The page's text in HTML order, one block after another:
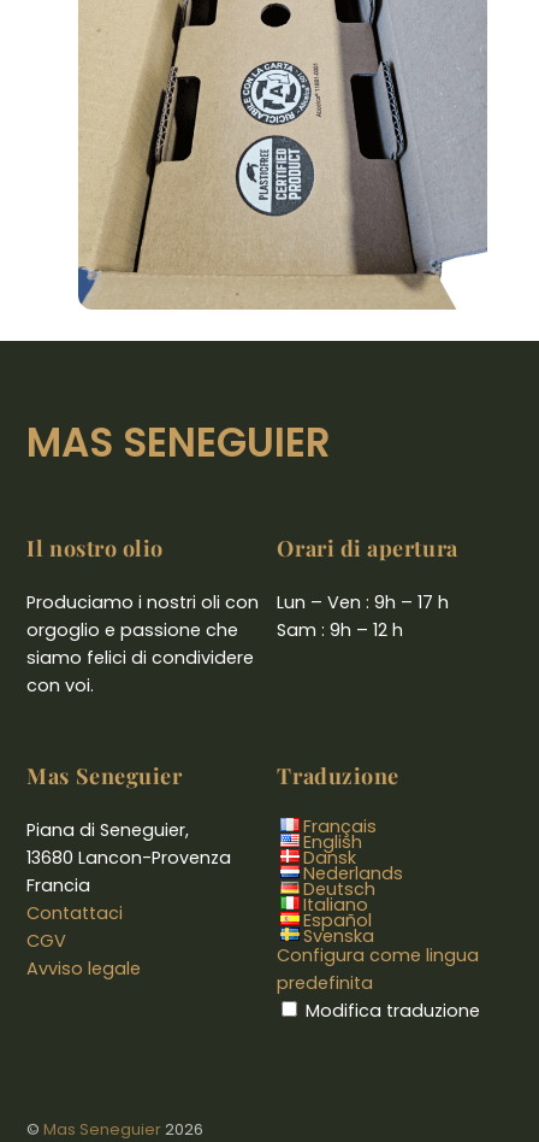
MAS SENEGUIER
Il nostro olio
Produciamo i nostri oli con
orgoglio e passione che
siamo felici di condividere
con voi.
Orari di apertura
Lun – Ven : 9h – 17 h
Sam : 9h – 12 h
Mas Seneguier
Piana di Seneguier,
13680 Lancon-Provenza
Francia
Contattaci
CGV
Avviso legale
Traduzione
Français
English
Dansk
Nederlands
Deutsch
Italiano
Español
Svenska
Configura come lingua
predefinita
Modifica traduzione
© Mas Seneguier2026